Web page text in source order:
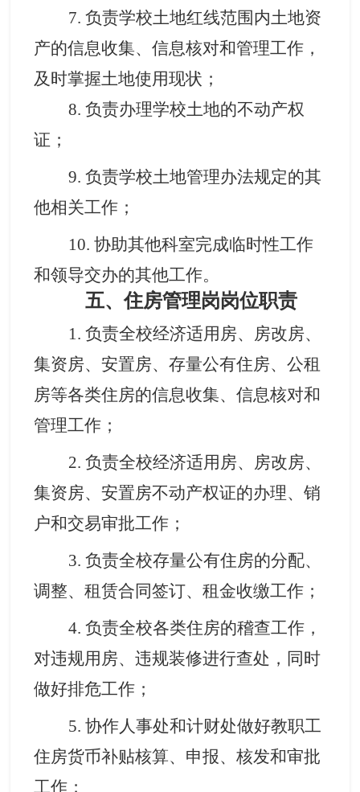
7. 负责学校土地红线范围内土地资
产的信息收集、信息核对和管理工作，
及时掌握土地使用现状 ；
8. 负责办理学校土地的不动产权
证 ；
9. 负责学校土地管理办法规定的其
他相关工作 ；
10. 协助其他科室完成临时性工作
和领导交办的其他工作。
五、住房管理岗岗位职责
1.负责全校经济适用房、房改房、
集资房、安置房、存量公有住房、公租
房等各类住房的信息收集、信息核对和
管理工作 ；
2.负责全校经济适用房、房改房、
集资房、安置房不动产权证的办理、销
户和交易审批工作 ；
3.负责全校存量公有住房的分配、
调整、租赁合同签订、租金收缴工作 ；
4.负责全校各类住房的稽查工作，
对违规用房、违规装修进行查处 ， 同时
做好排危工作 ；
5.协作人事处和计财处做好教职工
住房货币补贴核算、申报、核发和审批
工作 ；